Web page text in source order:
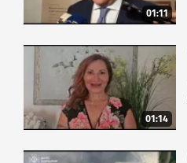
01:11
01:14